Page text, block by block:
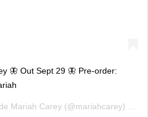
🦋 Out Sept 29 🦋 Pre-order:
Mariah Carey (@mariahcarey) el